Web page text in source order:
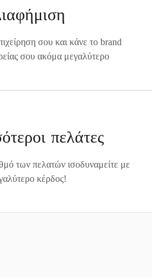
σου και κάνε το brand
σου ακόμα μεγαλύτερο
πελάτες
των πελατών ισοδυναμείτε με
κέρδος!